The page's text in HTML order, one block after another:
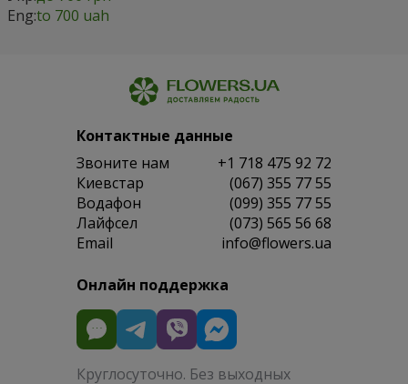
Eng:to 700 uah
Контактные данные
Звоните нам
+1 718 475 92 72
Киевстар
(067) 355 77 55
Водафон
(099) 355 77 55
Лайфсел
(073) 565 56 68
Email
info@flowers.ua
Онлайн поддержка
Круглосуточно. Без выходных